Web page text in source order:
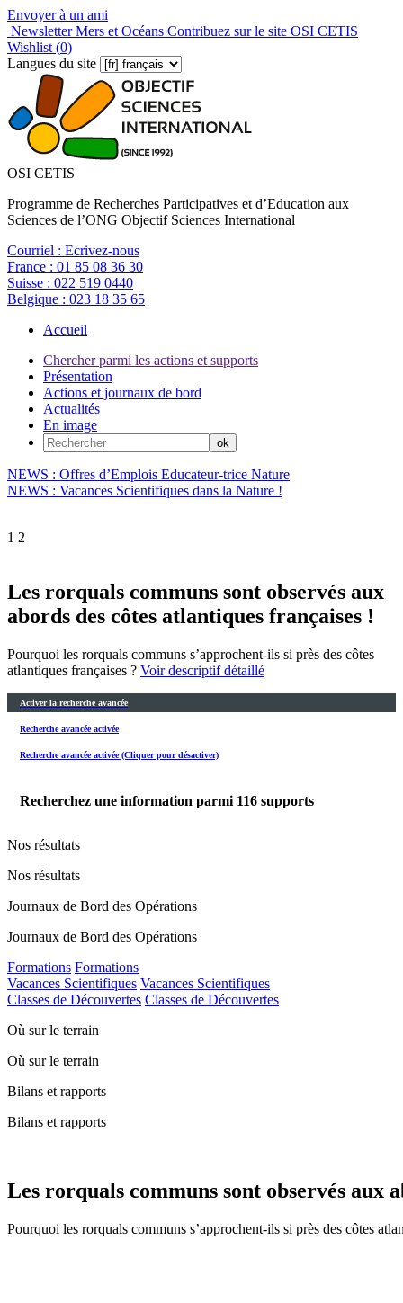
Envoyer à un ami
Newsletter Mers et Océans Contribuez sur le site OSI CETIS
Wishlist (0)
Langues du site
OSI CETIS
Programme de Recherches Participatives et d’Education aux
Sciences de l’ONG Objectif Sciences International
Courriel : Ecrivez-nous
France : 01 85 08 36 30
Suisse : 022 519 0440
Belgique : 023 18 35 65
Accueil
Chercher parmi les actions et supports
Présentation
Actions et journaux de bord
Actualités
En image
NEWS : Offres d’Emplois Educateur-trice Nature
NEWS : Vacances Scientifiques dans la Nature !
1 2
Les rorquals communs sont observés aux
abords des côtes atlantiques françaises !
Pourquoi les rorquals communs s’approchent-ils si près des côtes
atlantiques françaises ? Voir descriptif détaillé
Activer la recherche avancée
Recherche avancée activée
Recherche avancée activée (Cliquer pour désactiver)
Recherchez une information parmi 116 supports
Nos résultats
Nos résultats
Journaux de Bord des Opérations
Journaux de Bord des Opérations
Formations Formations
Vacances Scientifiques Vacances Scientifiques
Classes de Découvertes Classes de Découvertes
Où sur le terrain
Où sur le terrain
Bilans et rapports
Bilans et rapports
Les rorquals communs sont observés aux
Pourquoi les rorquals communs s’approchent-ils si près des côtes